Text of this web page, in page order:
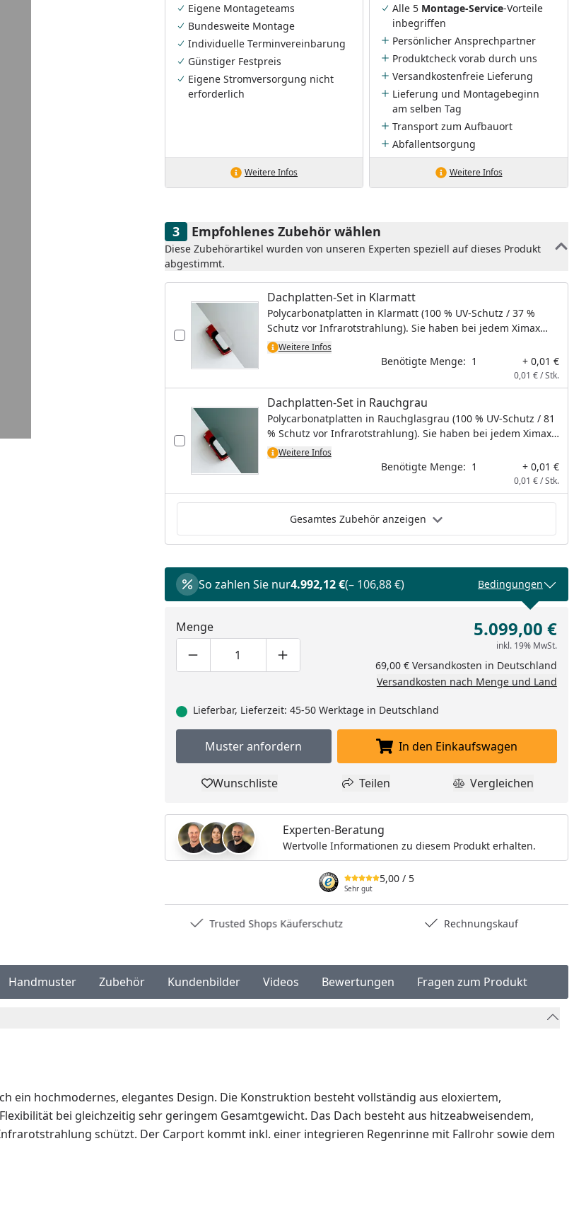
Eigene Montageteams
Bundesweite Montage
Individuelle Terminvereinbarung
Günstiger Festpreis
Eigene Stromversorgung nicht
erforderlich
Weitere Infos
Alle 5 Montage-Service-Vorteile
inbegriffen
Persönlicher Ansprechpartner
Produktcheck vorab durch uns
Versandkostenfreie Lieferung
Lieferung und Montagebeginn
am selben Tag
Transport zum Aufbauort
Abfallentsorgung
Weitere Infos
Empfohlenes Zubehör wählen
Diese Zubehörartikel wurden von unseren Experten speziell auf dieses Produkt
abgestimmt.
Dachplatten-Set in Klarmatt
Polycarbonatplatten in Klarmatt (100 % UV-Schutz / 37 %
Schutz vor Infrarotstrahlung). Sie haben bei jedem Ximax
Carport die Wahl zwischen Dachplatten in Klarmatt oder
Rauchgrau, ohne Aufpreis. Bei diesem Artikel handelt es sich
um kein physisches Produkt, es wird hiermit lediglich die
Dachplattenfarbe bestimmt.
Weitere Infos
Benötigte Menge: 1 + 0,01 €
0,01 € / Stk.
Dachplatten-Set in Rauchgrau
Polycarbonatplatten in Rauchglasgrau (100 % UV-Schutz / 81
% Schutz vor Infrarotstrahlung). Sie haben bei jedem Ximax
Carport die Wahl zwischen Dachplatten in Klarmatt oder
Rauchgrau, ohne Aufpreis. Bei diesem Artikel handelt es sich
um kein physisches Produkt, es wird hiermit lediglich die
Dachplattenfarbe bestimmt.
Weitere Infos
Benötigte Menge: 1 + 0,01 €
0,01 € / Stk.
Gesamtes Zubehör anzeigen
So zahlen Sie nur4.992,12 €(– 106,88 €) Bedingungen
Menge
Produktmenge um eins verringern
Produktmenge manuell eingeben
Produktmenge um eins erhöhen
5.099,00 €
inkl. 19% MwSt.
69,00 € Versandkosten in Deutschland
Versandkosten nach Menge und Land
Lieferbar, Lieferzeit: 45-50 Werktage in Deutschland
Muster anfordern
Muster anfordern In den Einkaufswagen
In den Einkaufswagen
Produkt zur Wunschliste hinzufügen
Wunschliste Teilen
Teilen Produkt
Vergleichen
Experten-Beratung
Wertvolle Informationen zu diesem Produkt erhalten.
5,00 / 5
Sehr gut
Trusted Shops Käuferschutz Rechnungskauf
Handmuster Zubehör Kundenbilder Videos Bewertungen Fragen zum Produkt
ein hochmodernes, elegantes Design. Die Konstruktion besteht vollständig aus eloxiertem,
bei gleichzeitig sehr geringem Gesamtgewicht. Das Dach besteht aus hitzeabweisendem,
schützt. Der Carport kommt inkl. einer integrieren Regenrinne mit Fallrohr sowie dem